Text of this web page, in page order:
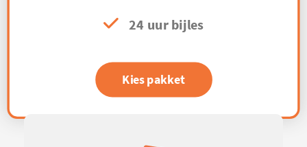
24 uur bijles
Kies pakket